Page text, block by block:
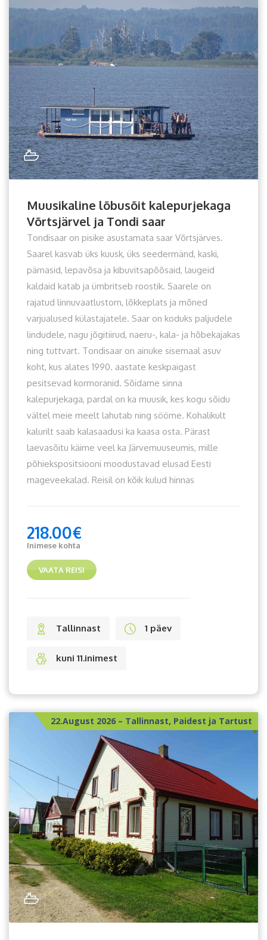
Muusikaline lõbusõit kalepurjekaga
Võrtsjärvel ja Tondi saar
Tondisaar on pisike asustamata saar Võrtsjärves.
Saarel kasvab üks kuusk, üks seedermänd, kaski,
pärnasid, lepavõsa ja kibuvitsapõõsaid, laugeid
kaldaid katab ja ümbritseb roostik. Saarele on
rajatud linnuvaatlustorn, lõkkeplats ja mõned
varjualused külastajatele. Saar on koduks paljudele
lindudele, nagu jõgitiirud, naeru-, kala- ja hõbekajakas
ning tuttvart. Tondisaar on ainuke sisemaal asuv
koht, kus alates 1990. aastate keskpaigast
pesitsevad kormoranid. Sõidame sinna
kalepurjekaga, pardal on ka muusik, kes kogu sõidu
vältel meie meelt lahutab ning sööme. Kohalikult
kalurilt saab kalasaadusi ka kaasa osta. Pärast
laevasõitu käime veel ka Järvemuuseumis, mille
põhiekspositsiooni moodustavad elusad Eesti
mageveekalad. Reisil on kõik kulud hinnas
218.00€
Inimese kohta
VAATA REISI
Tallinnast 1 päev
kuni 11.inimest
22.August 2026 – Tallinnast, Paidest ja Tartust